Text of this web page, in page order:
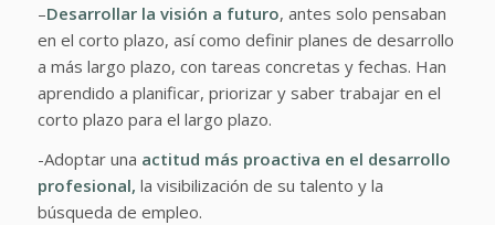
–Desarrollar la visión a futuro, antes solo pensaban
en el corto plazo, así como definir planes de desarrollo
a más largo plazo, con tareas concretas y fechas. Han
aprendido a planificar, priorizar y saber trabajar en el
corto plazo para el largo plazo.
-Adoptar una actitud más proactiva en el desarrollo
profesional, la visibilización de su talento y la
búsqueda de empleo.